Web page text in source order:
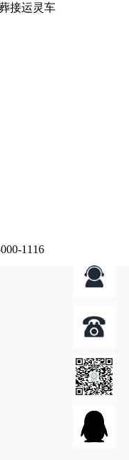
接运灵车
1116